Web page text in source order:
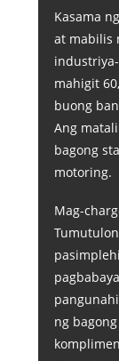
Kasama
at mabilis
mahigit
buong
Ang
bagong
motoring.
Mag-
ng